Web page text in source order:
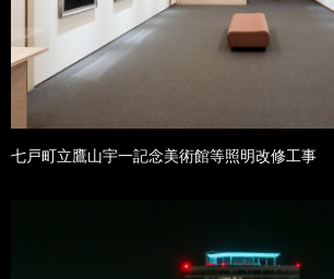
七戸町立鷹山宇一記念美術館等照明改修工事